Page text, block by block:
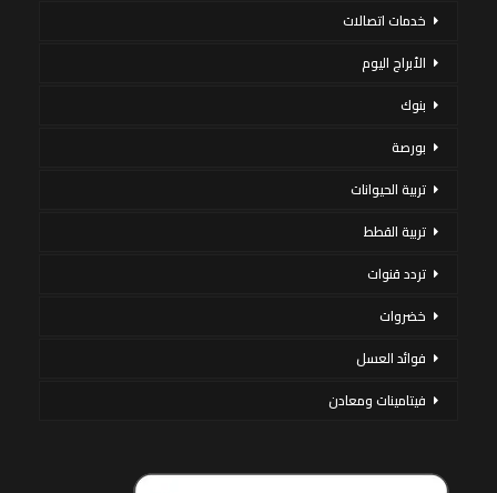
خدمات اتصالات
الأبراج اليوم
بنوك
بورصة
تربية الحيوانات
تربية القطط
تردد قنوات
خضروات
فوائد العسل
فيتامينات ومعادن